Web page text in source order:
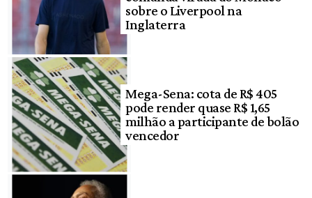
sobre o Liverpool na
Inglaterra
Mega-Sena: cota de R$ 405
pode render quase R$ 1,65
milhão a participante de bolão
vencedor